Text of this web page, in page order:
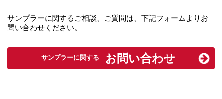
サンプラーに関するご相談、ご質問は、下記フォームよりお
問い合わせください。
サンプラーに関する お問い合わせ